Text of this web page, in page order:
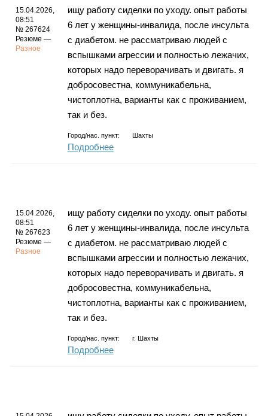
15.04.2026,
08:51
№ 267624
Резюме —
Разное
ищу работу сиделки по уходу. опыт работы
6 лет у женщины-инвалида, после инсульта
с диабетом. не рассматриваю людей с
вспышками агрессии и полностью лежачих,
которых надо переворачивать и двигать. я
добросовестна, коммуникабельна,
чистоплотна, варианты как с проживанием,
так и без.
Город/нас. пункт: Шахты
Подробнее
15.04.2026,
08:51
№ 267623
Резюме —
Разное
ищу работу сиделки по уходу. опыт работы
6 лет у женщины-инвалида, после инсульта
с диабетом. не рассматриваю людей с
вспышками агрессии и полностью лежачих,
которых надо переворачивать и двигать. я
добросовестна, коммуникабельна,
чистоплотна, варианты как с проживанием,
так и без.
Город/нас. пункт: г. Шахты
Подробнее